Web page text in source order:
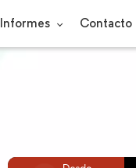
Informes Contacto